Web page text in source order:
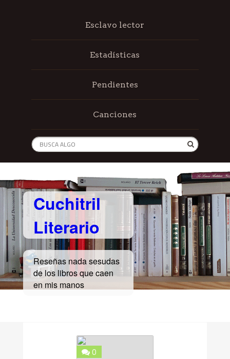
Esclavo lector
Estadísticas
Pendientes
Canciones
Cuchitril
Literario
Reseñas nada sesudas
de los libros que caen
en mis manos
0